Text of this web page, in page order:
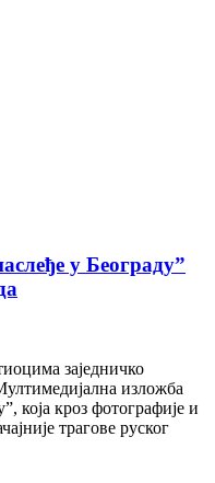
у Београду”
заједничко
изложба
која кроз фотографије и
трагове руског